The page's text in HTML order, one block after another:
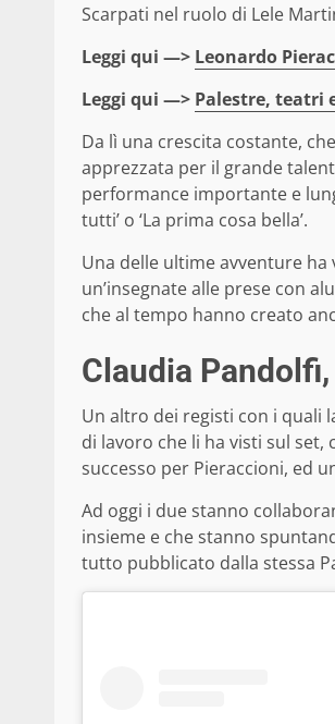
Scarpati nel ruolo di Lele
Leggi qui —> Leonardo
Leggi qui —> Palestre, teatri
Da lì una crescita costante,
apprezzata per il grande
performance importante e
tutti’ o ‘La prima cosa bella’.
Una delle ultime avventure ha
un’insegnate alle prese con
che al tempo hanno creato
Claudia
Un altro dei registi con i quali
di lavoro che li ha visti sul set,
successo per Pieraccioni, ed
Ad oggi i due stanno
insieme e che stanno
tutto pubblicato dalla stessa